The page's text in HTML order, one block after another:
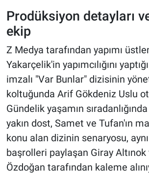
Prodüksiyon detayları
ekip
Z Medya tarafından yapımı
Yakarçelik'in yapımcılığını
imzalı "Var Bunlar" dizisinin
koltuğunda Arif Gökdeniz Uslu
Gündelik yaşamın
yakın dost, Samet ve Tufan'ın
konu alan dizinin senaryosu,
başrolleri paylaşan Giray
Özdoğan tarafından kaleme